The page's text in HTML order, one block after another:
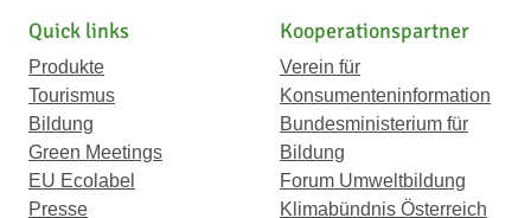
Quick links
Produkte
Tourismus
Bildung
Green Meetings
EU Ecolabel
Presse
Kooperationspartner
Verein für
Konsumenteninformation
Bundesministerium für
Bildung
Forum Umweltbildung
Klimabündnis Österreich